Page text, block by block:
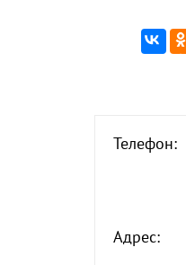
Телефон:
Адрес: